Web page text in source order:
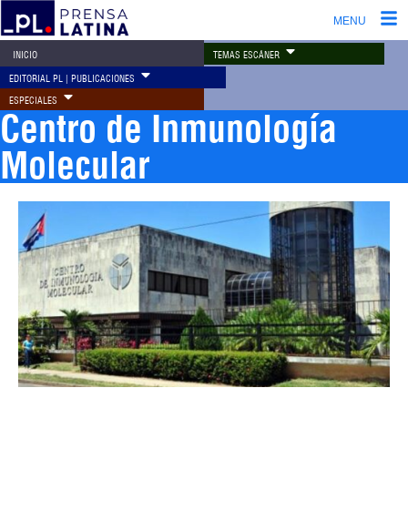
MENU
INICIO TEMAS ESCÁNER
EDITORIAL PL | PUBLICACIONES
ESPECIALES
Centro de Inmunología
Molecular